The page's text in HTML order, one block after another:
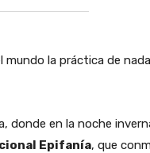
la práctica de
donde en la noche
Epifanía, que